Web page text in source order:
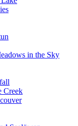
in the Sky
Creek